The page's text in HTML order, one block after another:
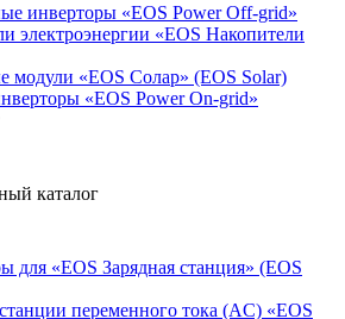
инверторы «EOS Power Off-grid»
электроэнергии «EOS Накопители
модули «EOS Солар» (EOS Solar)
«EOS Power On-grid»
каталог
для «EOS Зарядная станция» (EOS
переменного тока (AC) «EOS